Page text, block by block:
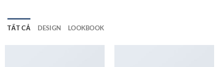
TẤT CẢ DESIGN LOOKBOOK